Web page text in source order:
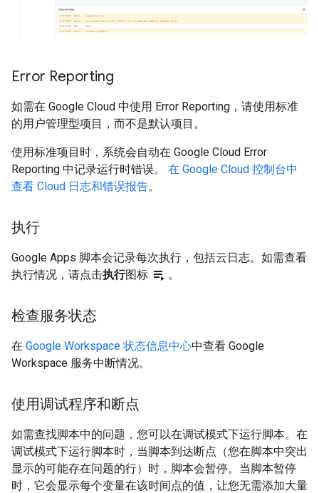
Error Reporting
如需在 Google Cloud 中使用 Error Reporting，请使用标准
的用户管理型项目，而不是默认项目。
使用标准项目时，系统会自动在 Google Cloud Error
Reporting 中记录运行时错误。 在 Google Cloud 控制台中
查看 Cloud 日志和错误报告。
执行
Google Apps 脚本会记录每次执行，包括云日志。如需查看
执行情况，请点击执行图标 playlist_play 。
检查服务状态
在 Google Workspace 状态信息中心中查看 Google
Workspace 服务中断情况。
使用调试程序和断点
如需查找脚本中的问题，您可以在调试模式下运行脚本。在
调试模式下运行脚本时，当脚本到达断点（您在脚本中突出
显示的可能存在问题的行）时，脚本会暂停。当脚本暂停
时，它会显示每个变量在该时间点的值，让您无需添加大量